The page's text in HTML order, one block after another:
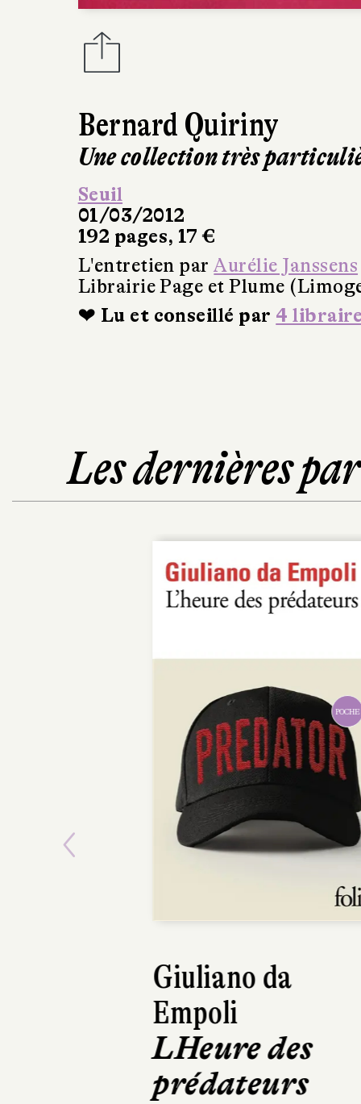
Bernard Quiriny
Une collection très
Seuil
01/03/2012
192 pages, 17 €
L'entretien parAurélie Janssens
Librairie Page et Plume
❤ Lu et conseillé par 4
Les dernières
POCHE
Giuliano da
Empoli
LHeure des
prédateurs
Previous